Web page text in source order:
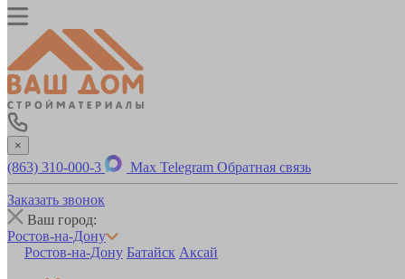
×
(863) 310-000-3 Max Telegram Обратная связь
Заказать звонок
Ваш город:
Ростов-на-Дону
Ростов-на-Дону Батайск Аксай